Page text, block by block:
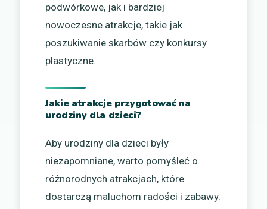
podwórkowe, jak i bardziej
nowoczesne atrakcje, takie jak
poszukiwanie skarbów czy konkursy
plastyczne.
Jakie atrakcje przygotować na
urodziny dla dzieci?
Aby urodziny dla dzieci były
niezapomniane, warto pomyśleć o
różnorodnych atrakcjach, które
dostarczą maluchom radości i zabawy.